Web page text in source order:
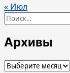
« Июл
Найти:
Архивы
Архивы